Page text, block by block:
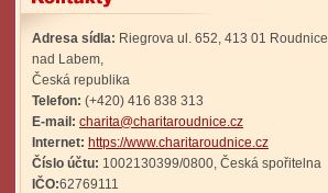
Adresa sídla: Riegrova ul. 652, 413 01 Roudnice
nad Labem,
Česká republika
Telefon: (+420) 416 838 313
E-mail: charita@charitaroudnice.cz
Internet: https://www.charitaroudnice.cz
Číslo účtu: 1002130399/0800, Česká spořitelna
IČO:62769111